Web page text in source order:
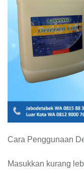
Cara Penggunaan
Masukkan kurang